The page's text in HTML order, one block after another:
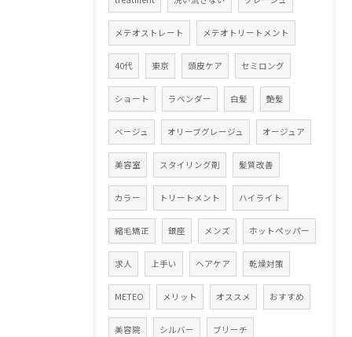
メテオストレート メテオトリートメント
40代 東京 頭皮ケア セミロング
ショート ラベンダー 白髪 艶髪
ベージュ オリーブグレージュ オージュア
美容室 スタイリング剤 髪質改善
カラー トリートメント ハイライト
縮毛矯正 銀座 メンズ ホットペッパー
求人 上手い ヘアケア 乾燥対策
METEO メリット オススメ おすすめ
美容院 シルバー ブリーチ